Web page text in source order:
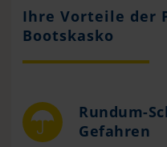
Ihre Vorteile der
Bootskasko
Rundum-
Gefahren